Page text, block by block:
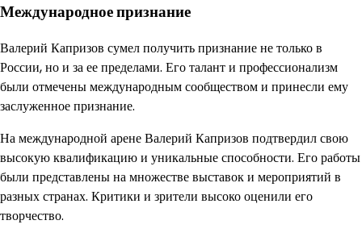
Международное признание
Валерий Капризов сумел получить признание не только в
России, но и за ее пределами. Его талант и профессионализм
были отмечены международным сообществом и принесли ему
заслуженное признание.
На международной арене Валерий Капризов подтвердил свою
высокую квалификацию и уникальные способности. Его работы
были представлены на множестве выставок и мероприятий в
разных странах. Критики и зрители высоко оценили его
творчество.